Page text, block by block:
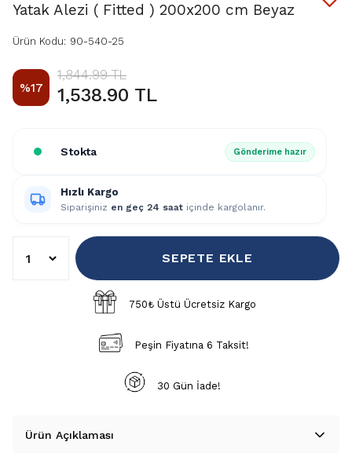
Yatak Alezi ( Fitted ) 200x200 cm Beyaz
Ürün Kodu: 90-540-25
%17
1,844.99 TL
1,538.90 TL
Stokta Gönderime hazır
Hızlı Kargo
Siparişiniz en geç 24 saat içinde kargolanır.
SEPETE EKLE
750₺ Üstü Ücretsiz Kargo
Peşin Fiyatına 6 Taksit!
30 Gün İade!
Ürün Açıklaması